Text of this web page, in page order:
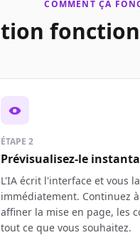
COMMENT ÇA
ÉTAPE 2
Prévisualisez-le
L'IA écrit l'interface et vous
immédiatement. Continuez
affiner la mise en page, les
tout ce que vous souhaitez.